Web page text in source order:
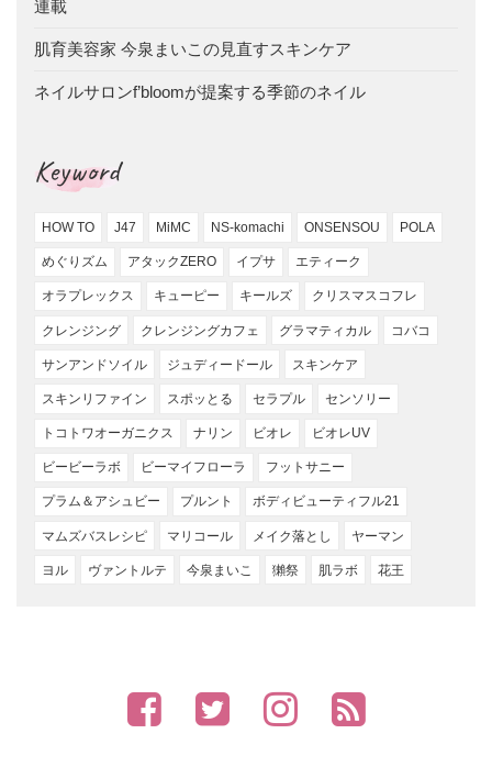
連載
肌育美容家 今泉まいこの見直すスキンケア
ネイルサロンf’bloomが提案する季節のネイル
Keyword
HOW TO J47 MiMC NS-komachi ONSENSOU POLA
めぐりズム アタックZERO イプサ エティーク
オラプレックス キューピー キールズ クリスマスコフレ
クレンジング クレンジングカフェ グラマティカル コバコ
サンアンドソイル ジュディードール スキンケア
スキンリファイン スポッとる セラプル センソリー
トコトワオーガニクス ナリン ビオレ ビオレUV
ビービーラボ ビーマイフローラ フットサニー
プラム＆アシュビー プルント ボディビューティフル21
マムズバスレシピ マリコール メイク落とし ヤーマン
ヨル ヴァントルテ 今泉まいこ 獺祭 肌ラボ 花王